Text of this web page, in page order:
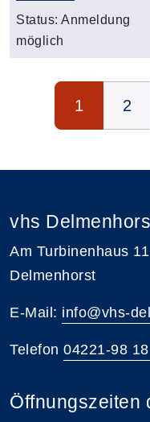
Status: Anmeldung
möglich
Seite 1 von 4
1 2
vhs
Am Turbinenhaus
Delmenhorst
E-Mail: info@vhs-
Telefon 04221-98
Öffnungszeiten